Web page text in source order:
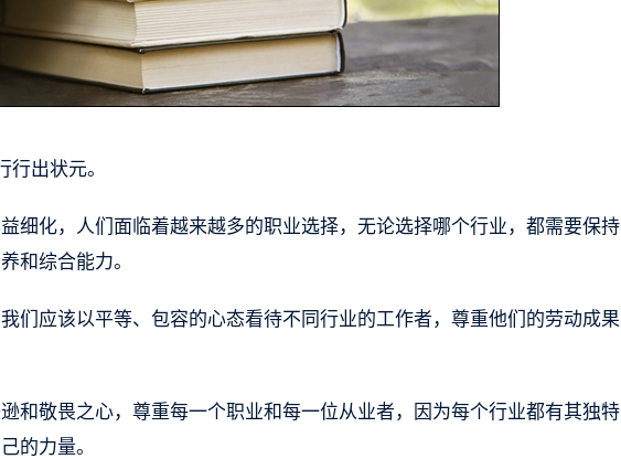
出状元。
细化，人们面临着越来越多的职业选择，无论选择哪个行业，都需要保持
和综合能力。
们应该以平等、包容的心态看待不同行业的工作者，尊重他们的劳动成果
和敬畏之心，尊重每一个职业和每一位从业者，因为每个行业都有其独特
的力量。